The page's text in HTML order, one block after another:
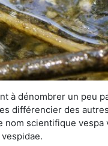
à dénombrer un peu
différencier des
nom scientifique